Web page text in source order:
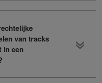
van tracks
in een